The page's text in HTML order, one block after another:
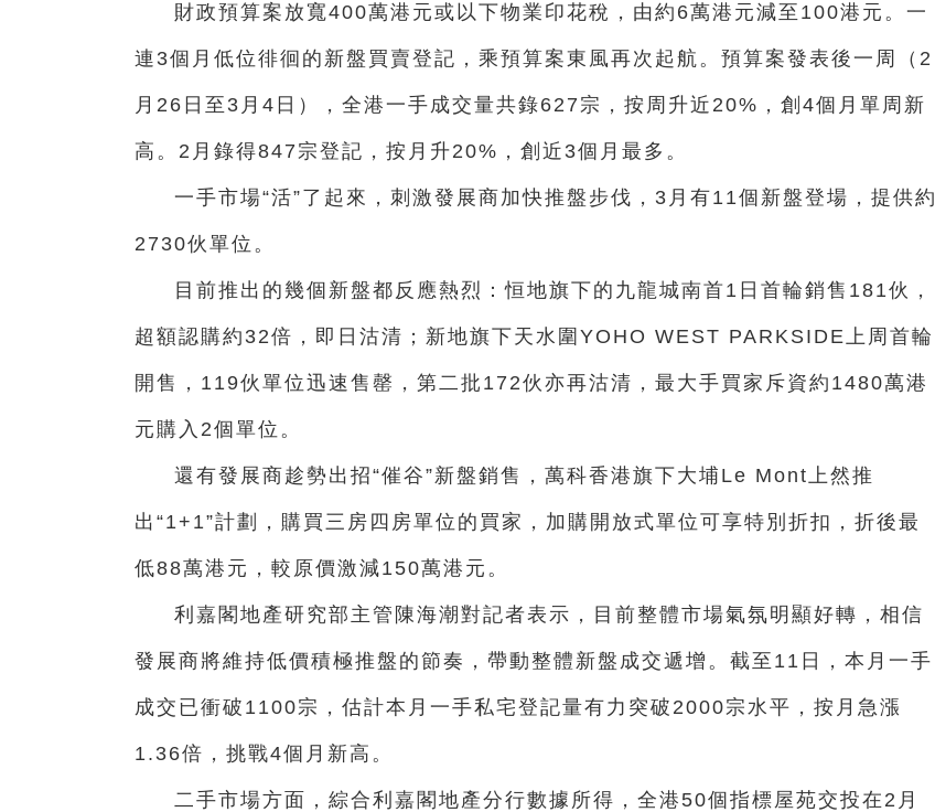
財政預算案放寬400萬港元或以下物業印花稅，由約6萬港元減至100港元。一
連3個月低位徘徊的新盤買賣登記，乘預算案東風再次起航。預算案發表後一周（2
月26日至3月4日），全港一手成交量共錄627宗，按周升近20%，創4個月單周新
高。2月錄得847宗登記，按月升20%，創近3個月最多。
一手市場“活”了起來，刺激發展商加快推盤步伐，3月有11個新盤登場，提供約
2730伙單位。
目前推出的幾個新盤都反應熱烈：恒地旗下的九龍城南首1日首輪銷售181伙，
超額認購約32倍，即日沽清；新地旗下天水圍YOHO WEST PARKSIDE上周首輪
開售，119伙單位迅速售罄，第二批172伙亦再沽清，最大手買家斥資約1480萬港
元購入2個單位。
還有發展商趁勢出招“催谷”新盤銷售，萬科香港旗下大埔Le Mont上然推
出“1+1”計劃，購買三房四房單位的買家，加購開放式單位可享特別折扣，折後最
低88萬港元，較原價激減150萬港元。
利嘉閣地產研究部主管陳海潮對記者表示，目前整體市場氣氛明顯好轉，相信
發展商將維持低價積極推盤的節奏，帶動整體新盤成交遞增。截至11日，本月一手
成交已衝破1100宗，估計本月一手私宅登記量有力突破2000宗水平，按月急漲
1.36倍，挑戰4個月新高。
二手市場方面，綜合利嘉閣地產分行數據所得，全港50個指標屋苑交投在2月